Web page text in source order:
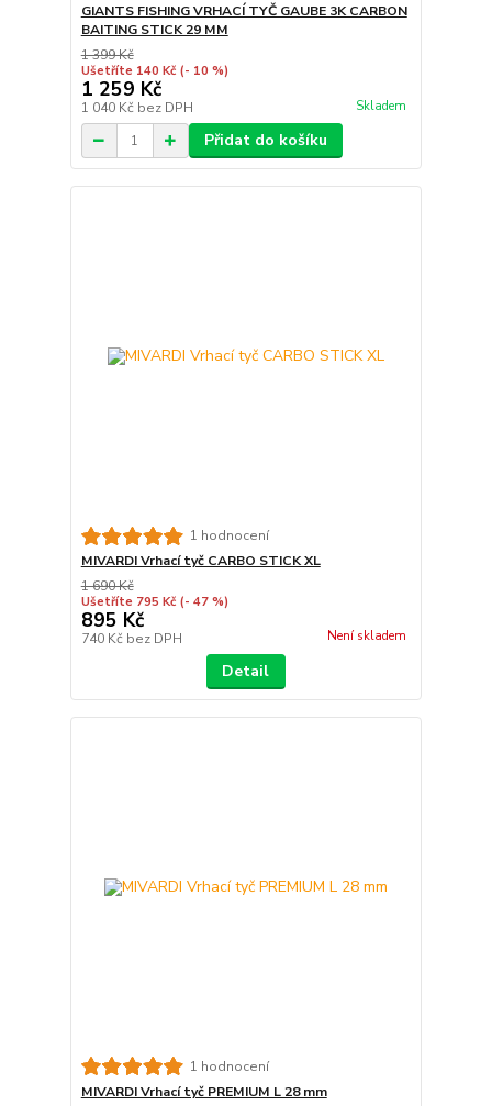
GIANTS FISHING VRHACÍ TYČ GAUBE 3K CARBON
BAITING STICK 29 MM
1 399 Kč
Ušetříte 140 Kč (- 10 %)
1 259 Kč
1 040 Kč bez DPH Skladem
Přidat do košíku
1 hodnocení
MIVARDI Vrhací tyč CARBO STICK XL
1 690 Kč
Ušetříte 795 Kč (- 47 %)
895 Kč
740 Kč bez DPH Není skladem
Detail
1 hodnocení
MIVARDI Vrhací tyč PREMIUM L 28 mm